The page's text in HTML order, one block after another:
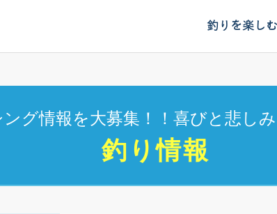
釣りを楽しむ
グ情報を大募集！！喜びと悲し
釣り情報